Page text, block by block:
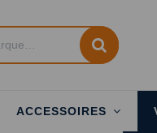
ACCESSOIRES